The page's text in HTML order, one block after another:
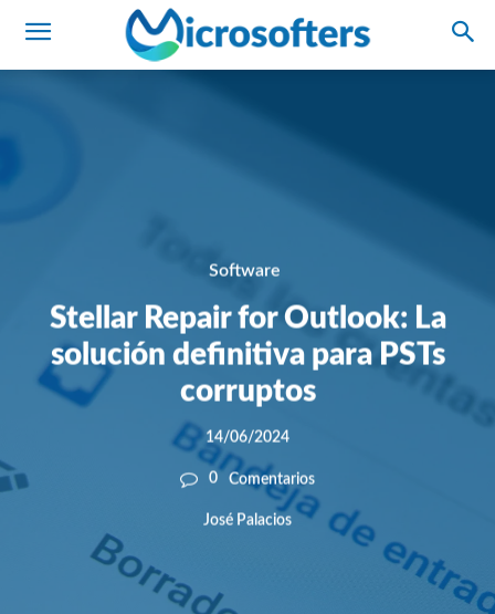
Software
Stellar Repair for Outlook: La
solución definitiva para PSTs
corruptos
14/06/2024
0 Comentarios
José Palacios